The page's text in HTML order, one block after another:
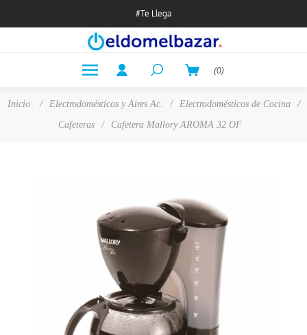
#Te Llega
(0)
Inicio / Electrodomésticos y Aires Ac. / Electrodomésticos de Cocina
/
Cafeteras
/ Cafetera Mallory AROMA 32 OF